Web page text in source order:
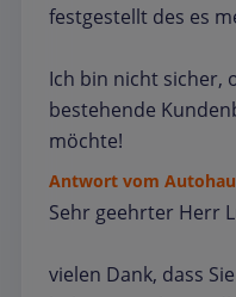
festgestellt des es
Ich bin nicht sicher,
bestehende
möchte!
Antwort vom
Sehr geehrter Herr
vielen Dank, dass